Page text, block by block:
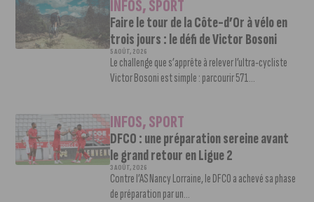
INFOS,SPORT
Faire le tour de la Côte-d’Or à vélo en
trois jours : le défi de Victor Bosoni
5 AOÛT, 2026
Le challenge que s’apprête à relever l’ultra-cycliste
Victor Bosoni est simple : parcourir 571...
INFOS,SPORT
DFCO : une préparation sereine avant
le grand retour en Ligue 2
3 AOÛT, 2026
Contre l’AS Nancy Lorraine, le DFCO a achevé sa phase
de préparation par un...